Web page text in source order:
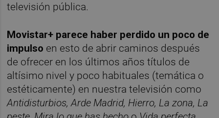
televisión pública.
Movistar+ parece haber perdido un poco de
impulso en esto de abrir caminos después
de ofrecer en los últimos años títulos de
altísimo nivel y poco habituales (temática o
estéticamente) en nuestra televisión como
Antidisturbios, Arde Madrid, Hierro, La zona, La